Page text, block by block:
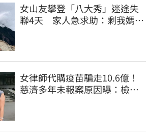
女山友攀登「八大秀」迷途失
聯4天 家人急求助：剩我媽還
女律師代購疫苗騙走10.6億！
慈濟多年未報案原因曝：檢警